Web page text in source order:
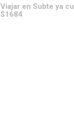
Viajar en Subte ya
$1684